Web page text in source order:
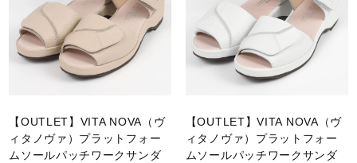
【OUTLET】VITA NOVA（ヴ
ィタノヴァ）プラットフォー
ムソールパッチワークサンダ
【OUTLET】VITA NOVA（ヴ
ィタノヴァ）プラットフォー
ムソールパッチワークサンダ